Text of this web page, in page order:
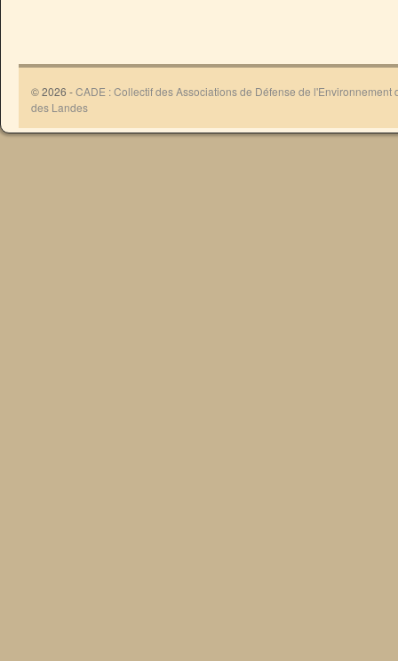
© 2026 -CADE : Collectif des Associations de Défense de l'Environnement
des Landes